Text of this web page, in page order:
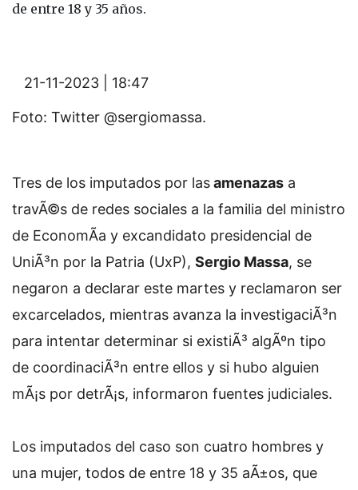
de entre 18 y 35 años.
21-11-2023 | 18:47
Foto: Twitter @sergiomassa.
Tres de los imputados por lasamenazas a
travÃ©s de redes sociales a la familia del ministro
de EconomÃ­a y excandidato presidencial de
UniÃ³n por la Patria (UxP), Sergio Massa, se
negaron a declarar este martes y reclamaron ser
excarcelados, mientras avanza la investigaciÃ³n
para intentar determinar si existiÃ³ algÃºn tipo
de coordinaciÃ³n entre ellos y si hubo alguien
mÃ¡s por detrÃ¡s, informaron fuentes judiciales.
Los imputados del caso son cuatro hombres y
una mujer, todos de entre 18 y 35 aÃ±os, que